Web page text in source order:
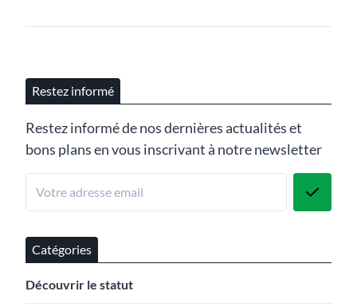
Restez informé
Restez informé de nos dernières actualités et
bons plans en vous inscrivant à notre newsletter
Catégories
Découvrir le statut